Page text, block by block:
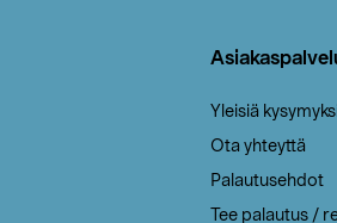
Yleisiä
Ota yhteyttä
Palautusehdot
Tee palautus /